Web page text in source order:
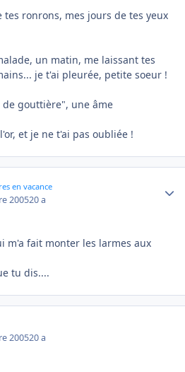
tes ronrons, mes jours de tes yeux
un matin, me laissant tes
je t'ai pleurée, petite soeur !
gouttière", une âme
et je ne t'ai pas oubliée !
en vacance
200520 a
m'a fait monter les larmes aux
tu dis....
200520 a